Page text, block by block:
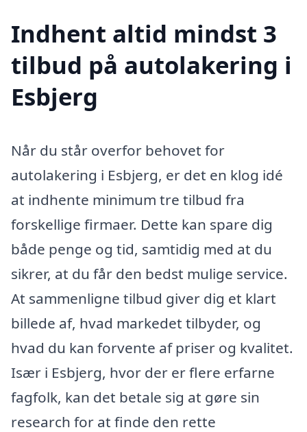
Indhent altid mindst 3
tilbud på autolakering i
Esbjerg
Når du står overfor behovet for
autolakering i Esbjerg, er det en klog idé
at indhente minimum tre tilbud fra
forskellige firmaer. Dette kan spare dig
både penge og tid, samtidig med at du
sikrer, at du får den bedst mulige service.
At sammenligne tilbud giver dig et klart
billede af, hvad markedet tilbyder, og
hvad du kan forvente af priser og kvalitet.
Især i Esbjerg, hvor der er flere erfarne
fagfolk, kan det betale sig at gøre sin
research for at finde den rette